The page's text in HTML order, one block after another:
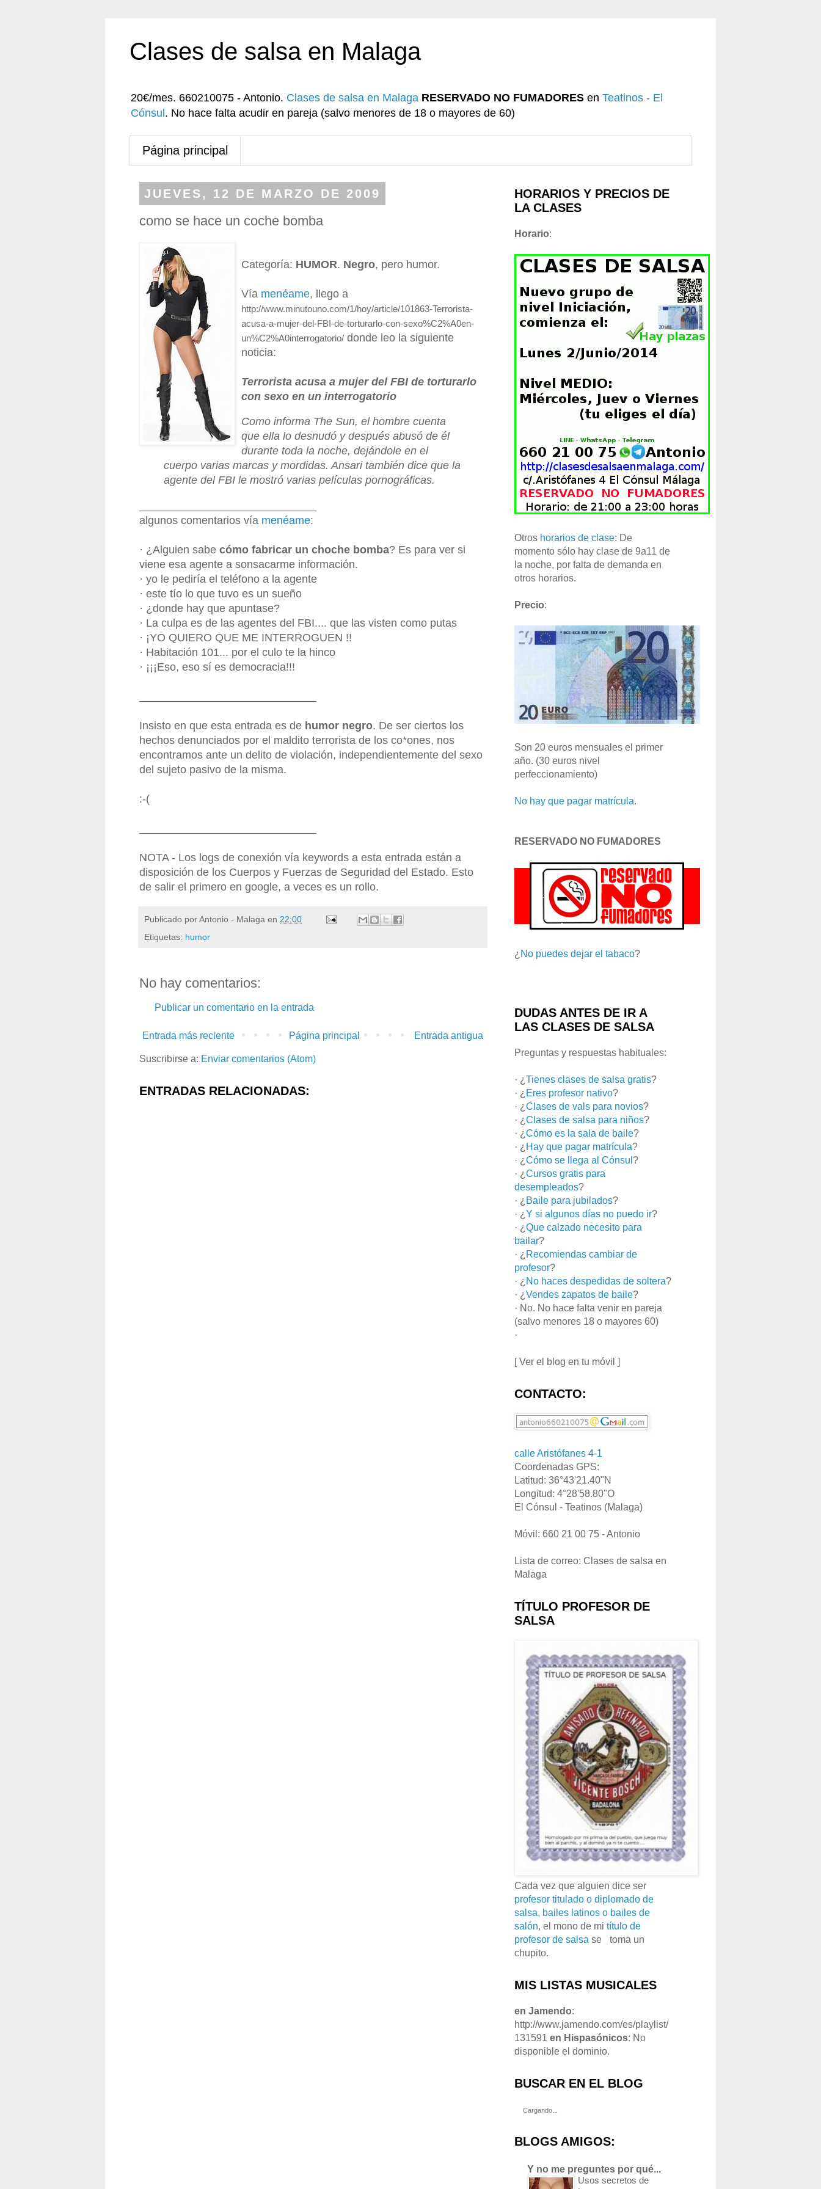
Clases de salsa en Malaga
20€/mes. 660210075 - Antonio. Clases de salsa en Malaga RESERVADO NO FUMADORES en Teatinos - El
Cónsul . No hace falta acudir en pareja (salvo menores de 18 o mayores de 60)
Página principal
JUEVES, 12 DE MARZO DE 2009
como se hace un coche bomba
Categoría: HUMOR. Negro, pero humor.
Vía menéame, llego a
http://www.minutouno.com/1/hoy/article/101863-Terrorista-
acusa-a-mujer-del-FBI-de-torturarlo-con-sexo%C2%A0en-
un%C2%A0interrogatorio/ donde leo la siguiente
noticia:
Terrorista acusa a mujer del FBI de torturarlo
con sexo en un interrogatorio
Como informa The Sun, el hombre cuenta
que ella lo desnudó y después abusó de él
durante toda la noche, dejándole en el
cuerpo varias marcas y mordidas. Ansari también dice que la
agente del FBI le mostró varias películas pornográficas.
algunos comentarios vía menéame:
· ¿Alguien sabe cómo fabricar un choche bomba? Es para ver si
viene esa agente a sonsacarme información.
· yo le pediría el teléfono a la agente
· este tío lo que tuvo es un sueño
· ¿donde hay que apuntase?
· La culpa es de las agentes del FBI.... que las visten como putas
· ¡YO QUIERO QUE ME INTERROGUEN !!
· Habitación 101... por el culo te la hinco
· ¡¡¡Eso, eso sí es democracia!!!
Insisto en que esta entrada es de humor negro. De ser ciertos los
hechos denunciados por el maldito terrorista de los co*ones, nos
encontramos ante un delito de violación, independientemente del sexo
del sujeto pasivo de la misma.
:-(
NOTA - Los logs de conexión vía keywords a esta entrada están a
disposición de los Cuerpos y Fuerzas de Seguridad del Estado. Esto
de salir el primero en google, a veces es un rollo.
Publicado porAntonio - Malaga en 22:00
Etiquetas: humor
No hay comentarios:
Publicar un comentario en la entrada
Entrada más reciente Entrada antigua
Página principal
Suscribirse a: Enviar comentarios (Atom)
ENTRADAS RELACIONADAS:
HORARIOS Y PRECIOS DE
LA CLASES
Horario:
Otros horarios de clase: De
momento sólo hay clase de 9a11 de
la noche, por falta de demanda en
otros horarios.
Precio:
Son 20 euros mensuales el primer
año. (30 euros nivel
perfeccionamiento)
No hay que pagar matrícula.
RESERVADO NO FUMADORES
¿ No puedes dejar el tabaco?
DUDAS ANTES DE IR A
LAS CLASES DE SALSA
Preguntas y respuestas habituales:
· ¿ Tienes clases de salsa gratis?
· ¿ Eres profesor nativo?
· ¿ Clases de vals para novios?
· ¿ Clases de salsa para niños?
· ¿ Cómo es la sala de baile?
· ¿ Hay que pagar matrícula?
· ¿ Cómo se llega al Cónsul ?
· ¿ Cursos gratis para
desempleados?
· ¿ Baile para jubilados?
· ¿ Y si algunos días no puedo ir?
· ¿ Que calzado necesito para
bailar?
· ¿ Recomiendas cambiar de
profesor?
· ¿ No haces despedidas de soltera?
· ¿ Vendes zapatos de baile?
· No. No hace falta venir en pareja
(salvo menores 18 o mayores 60)
·
[ Ver el blog en tu móvil ]
CONTACTO:
calle Aristófanes 4-1
Coordenadas GPS:
Latitud: 36°43'21.40"N
Longitud: 4°28'58.80"O
El Cónsul - Teatinos (Malaga)
Móvil: 660 21 00 75 - Antonio
Lista de correo: Clases de salsa en
Malaga
TÍTULO PROFESOR DE
SALSA
Cada vez que alguien dice ser
profesor titulado o diplomado de
salsa, bailes latinos o bailes de
salón, el mono de mi título de
profesor de salsa se
toma un
chupito.
MIS LISTAS MUSICALES
en Jamendo:
http://www.jamendo.com/es/playlist/
131591 en Hispasónicos: No
disponible el dominio.
BUSCAR EN EL BLOG
Cargando...
BLOGS AMIGOS:
Y no me preguntes por qué...
Usos secretos de